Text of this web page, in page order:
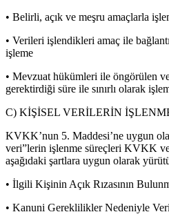
• Belirli, açık ve meşru amaçlarla
• Verileri işlendikleri amaç ile
işleme
• Mevzuat hükümleri ile öngörülen
gerektirdiği süre ile sınırlı olarak
C) KİŞİSEL VERİLERİN
KVKK’nun 5. Maddesi’ne uygun
veri”lerin işlenme süreçleri KVKK
aşağıdaki şartlara uygun olarak
• İlgili Kişinin Açık Rızasının
• Kanuni Gereklilikler Nedeniyle